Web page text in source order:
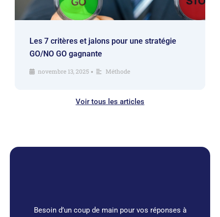
Les 7 critères et jalons pour une stratégie
GO/NO GO gagnante
novembre 13, 2025 • Méthode
Voir tous les articles
Besoin d’un coup de main pour vos réponses à